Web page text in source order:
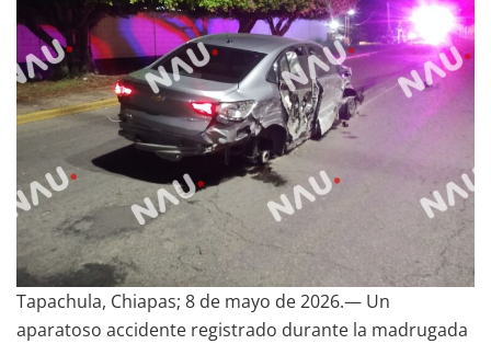
Tapachula, Chiapas; 8 de mayo de 2026.— Un
aparatoso accidente registrado durante la madrugada